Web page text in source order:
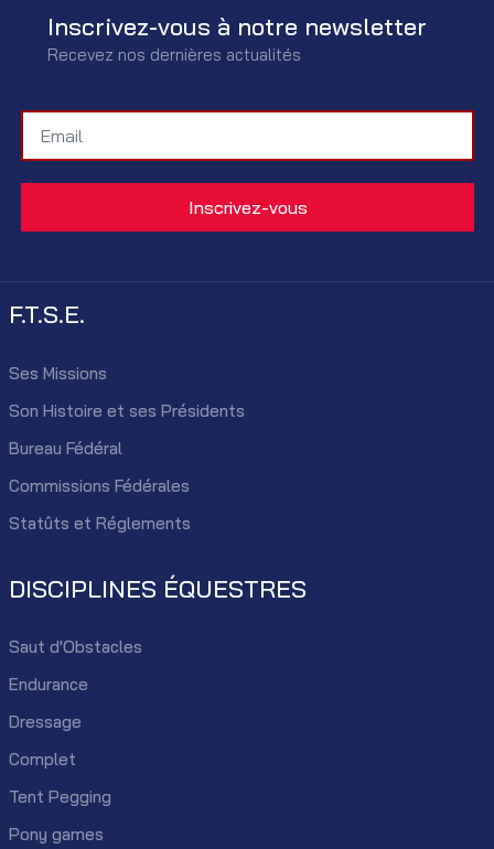
Inscrivez-vous à notre newsletter
Recevez nos dernières actualités
F.T.S.E.
Ses Missions
Son Histoire et ses Présidents
Bureau Fédéral
Commissions Fédérales
Statûts et Réglements
DISCIPLINES ÉQUESTRES
Saut d'Obstacles
Endurance
Dressage
Complet
Tent Pegging
Pony games